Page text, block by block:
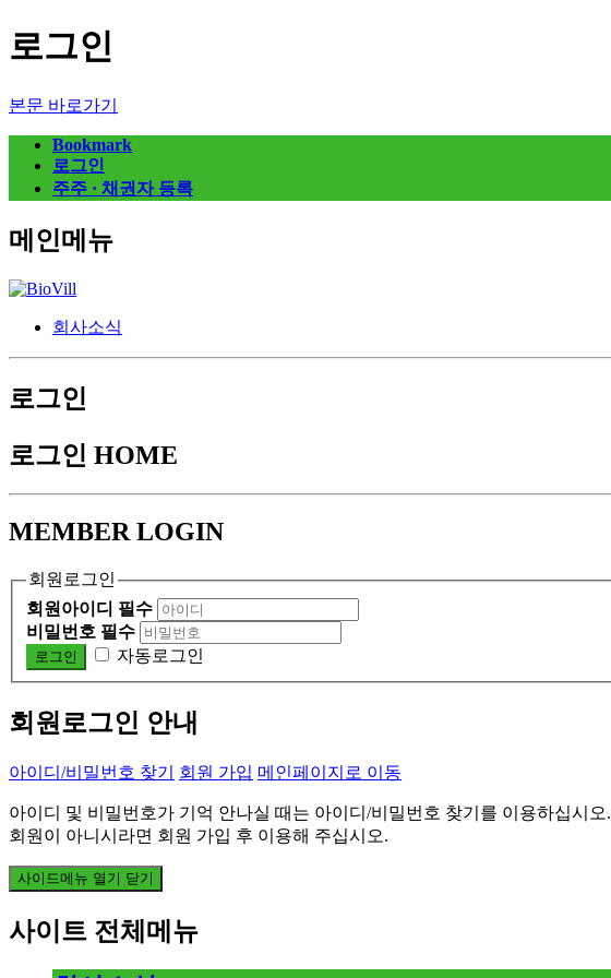
로그인
본문 바로가기
Bookmark
로그인
주주 · 채권자 등록
메인메뉴
회사소식
로그인
로그인 HOME
MEMBER LOGIN
회원로그인
회원아이디 필수
비밀번호 필수
자동로그인
회원로그인 안내
아이디/비밀번호 찾기 회원 가입 메인페이지로 이동
아이디 및 비밀번호가 기억 안나실 때는 아이디/비밀번호 찾기를 이용하십시오.
회원이 아니시라면 회원 가입 후 이용해 주십시오.
사이드메뉴 열기 닫기
사이트 전체메뉴